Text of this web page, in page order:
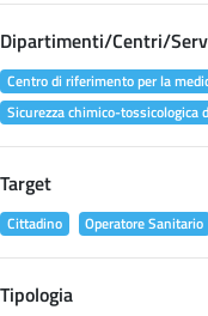
Dipartimenti/Centri/
Centro di riferimento per la
Sicurezza chimico-tossicologica
Target
Cittadino Operatore Sanitario
Tipologia